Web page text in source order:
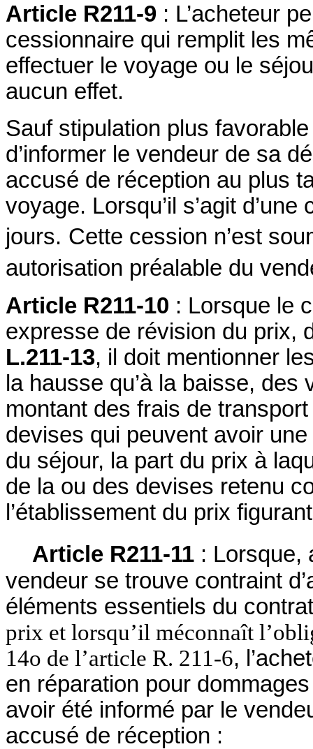
Article R211-9 : L’acheteur
cessionnaire qui remplit les
effectuer le voyage ou le
aucun effet.
Sauf stipulation plus
d’informer le vendeur de sa
accusé de réception au plus
voyage. Lorsqu’il s’agit
jours. Cette cession n’est
autorisation préalable du
Article R211-10 : Lorsque le
expresse de révision du prix,
L.211-13, il doit mentionner
la hausse qu’à la baisse,
montant des frais de
devises qui peuvent avoir
du séjour, la part du prix à
de la ou des devises retenu
l’établissement du prix
Article R211-11 : Lorsque,
vendeur se trouve contraint
éléments essentiels du
prix et lorsqu’il méconnaît
14o de l’article R. 211-6,
en réparation pour
avoir été informé par le
accusé de réception :